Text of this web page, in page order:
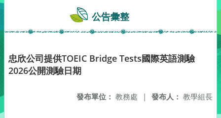
公告彙整
忠欣公司提供TOEIC Bridge Tests國際英語測驗
2026公開測驗日期
發布人： 教學組長
發布單位： 教務處 |